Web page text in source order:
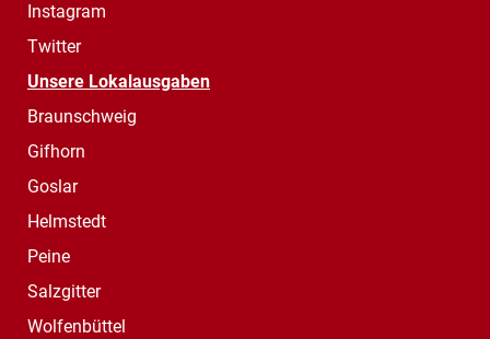
Instagram
Twitter
Unsere Lokalausgaben
Braunschweig
Gifhorn
Goslar
Helmstedt
Peine
Salzgitter
Wolfenbüttel